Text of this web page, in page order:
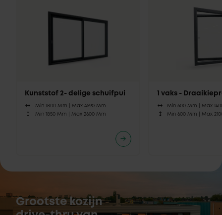
Kunststof 2- delige schuifpui
Min 1800 Mm | Max 4590 Mm
Min 1850 Mm | Max 2600 Mm
1 vaks -
Min 600 Mm |Max
Min 600 Mm |Max
Grootste kozijn